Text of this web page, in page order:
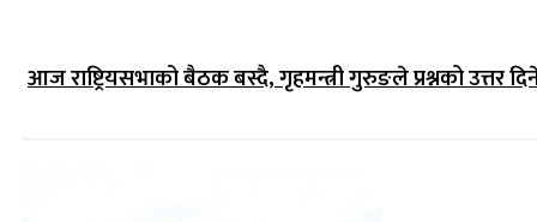
आज राष्ट्रियसभाको बैठक बस्दै, गृहमन्त्री गुरुङले प्रश्नको उत्तर